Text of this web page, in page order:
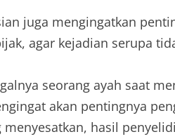
juga mengingatkan
agar kejadian serupa
seorang ayah saat
akan pentingnya
hasil